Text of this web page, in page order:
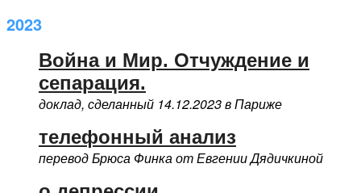
2023
Война и Мир. Отчуждение и
сепарация.
доклад, сделанный 14.12.2023 в Париже
телефонный анализ
перевод Брюса Финка от Евгении Дядичкиной